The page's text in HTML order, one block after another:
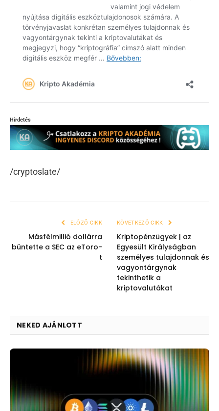
Hirdetés
/cryptoslate/
ELŐZŐ CIKK
Másfélmillió dollárra
büntette a SEC az eToro-
t
KÖVETKEZŐ CIKK
Kriptopénzügyek | az
Egyesült Királyságban
személyes tulajdonnak és
vagyontárgynak
tekinthetik a
kriptovalutákat
NEKED AJÁNLOTT